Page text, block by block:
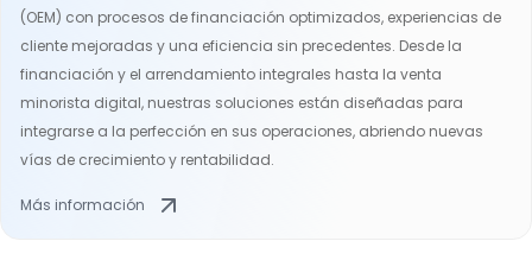
(OEM) con procesos de financiación optimizados, experiencias de
cliente mejoradas y una eficiencia sin precedentes. Desde la
financiación y el arrendamiento integrales hasta la venta
minorista digital, nuestras soluciones están diseñadas para
integrarse a la perfección en sus operaciones, abriendo nuevas
vías de crecimiento y rentabilidad.
Más información